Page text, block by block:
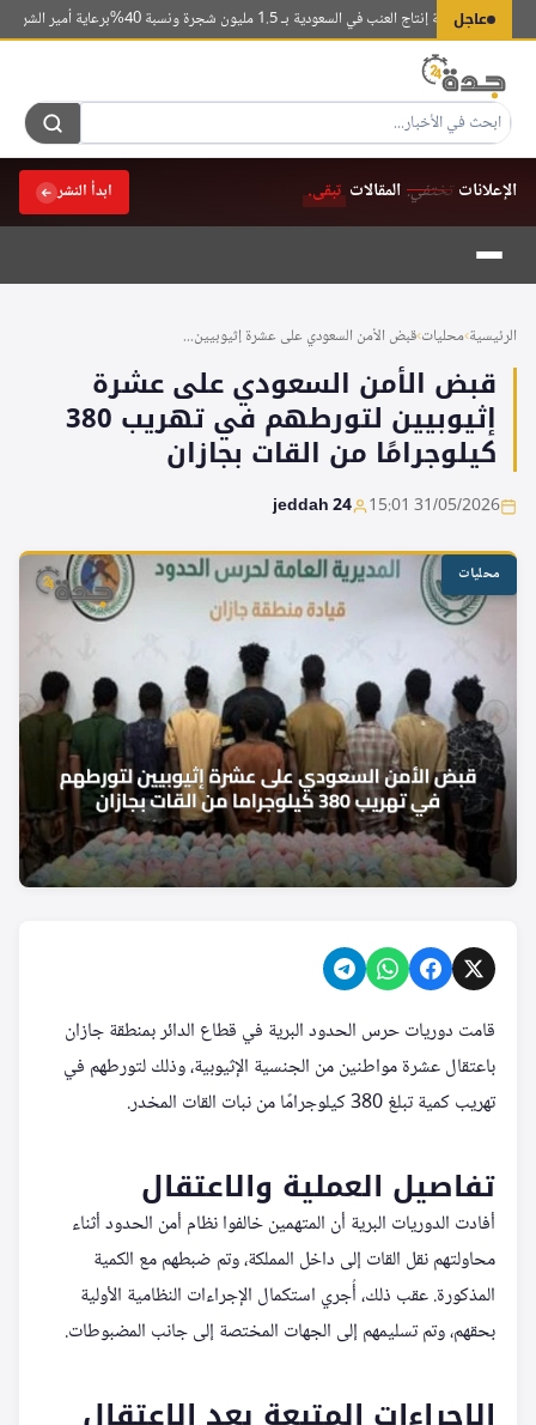
عاجل
تتصدر قائمة إنتاج العنب في السعودية بـ 1.5 مليون شجرة ونسبة 40% برعاية أمير
الإعلانات تختفي.المقالات تبقى. ابدأ النشر
التجاوز
المحتوى
الرئيسية›محليات›قبض الأمن السعودي على عشرة إثيوبيين...
قبض الأمن السعودي على عشرة
إثيوبيين لتورطهم في تهريب 380
كيلوجرامًا من القات بجازان
31/05/2026 15:01
jeddah 24
محليات
قامت دوريات حرس الحدود البرية في قطاع الدائر بمنطقة جازان
باعتقال عشرة مواطنين من الجنسية الإثيوبية، وذلك لتورطهم في
تهريب كمية تبلغ 380 كيلوجرامًا من نبات القات المخدر.
تفاصيل العملية والاعتقال
أفادت الدوريات البرية أن المتهمين خالفوا نظام أمن الحدود أثناء
محاولتهم نقل القات إلى داخل المملكة، وتم ضبطهم مع الكمية
المذكورة. عقب ذلك، أُجري استكمال الإجراءات النظامية الأولية
بحقهم، وتم تسليمهم إلى الجهات المختصة إلى جانب المضبوطات.